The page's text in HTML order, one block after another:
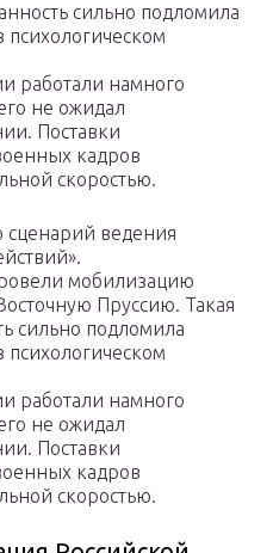
сильно подломила
работали намного
не ожидал
Поставки
кадров
скоростью.
сценарий ведения
мобилизацию
Пруссию. Такая
сильно подломила
работали намного
не ожидал
Поставки
кадров
скоростью.